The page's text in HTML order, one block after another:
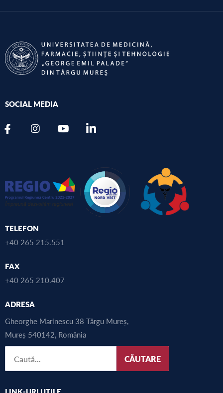
SOCIAL MEDIA
TELEFON
+40 265 215.551
FAX
+40 265 210.407
ADRESA
Gheorghe Marinescu 38 Târgu Mureș,
Mureș 540142, România
CĂUTARE